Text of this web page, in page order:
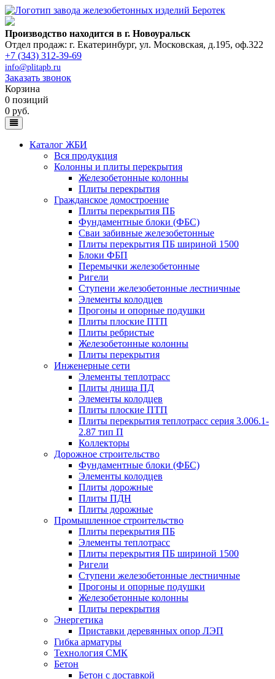
Производство находится в г. Новоуральск
Отдел продаж: г. Екатеринбург, ул. Московская, д.195, оф.322
+7 (343) 312-39-69
info@plitapb.ru
Заказать звонок
Корзина
0 позиций
0 руб.
Каталог ЖБИ
Вся продукция
Колонны и плиты перекрытия
Железобетонные колонны
Плиты перекрытия
Гражданское домостроение
Плиты перекрытия ПБ
Фундаментные блоки (ФБС)
Сваи забивные железобетонные
Плиты перекрытия ПБ шириной 1500
Блоки ФБП
Перемычки железобетонные
Ригели
Ступени железобетонные лестничные
Элементы колодцев
Прогоны и опорные подушки
Плиты плоские ПТП
Плиты ребристые
Железобетонные колонны
Плиты перекрытия
Инженерные сети
Элементы теплотрасс
Плиты днища ПД
Элементы колодцев
Плиты плоские ПТП
Плиты перекрытия теплотрасс серия 3.006.1-
2.87 тип П
Коллекторы
Дорожное строительство
Фундаментные блоки (ФБС)
Элементы колодцев
Плиты дорожные
Плиты ПДН
Плиты дорожные
Промышленное строительство
Плиты перекрытия ПБ
Элементы теплотрасс
Плиты перекрытия ПБ шириной 1500
Ригели
Ступени железобетонные лестничные
Прогоны и опорные подушки
Железобетонные колонны
Плиты перекрытия
Энергетика
Приставки деревянных опор ЛЭП
Гибка арматуры
Технология СМК
Бетон
Бетон с доставкой